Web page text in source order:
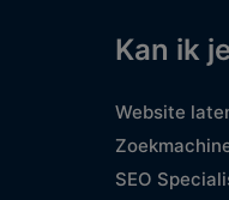
Kan ik
Website
SEO